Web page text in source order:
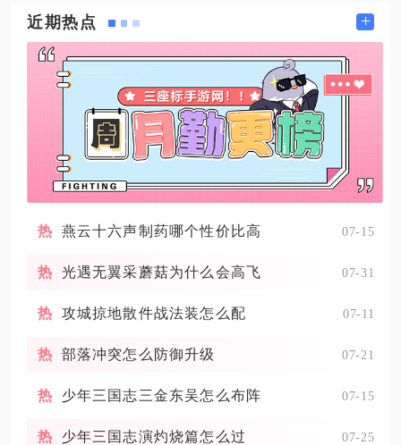
近期热点 +
燕云十六声制药哪个性价比高 07-15
光遇无翼采蘑菇为什么会高飞 07-31
攻城掠地散件战法装怎么配 07-11
部落冲突怎么防御升级 07-21
少年三国志三金东吴怎么布阵 07-15
少年三国志演灼烧篇怎么过 07-25